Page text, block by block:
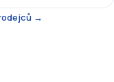
→